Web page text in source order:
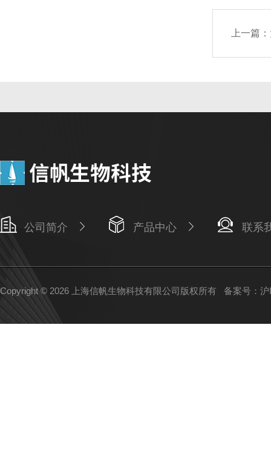
上一篇：
公司简介 产品中心 联系
Copyright © 2026 上海信帆生物科技有限公司版权所有 备案号：